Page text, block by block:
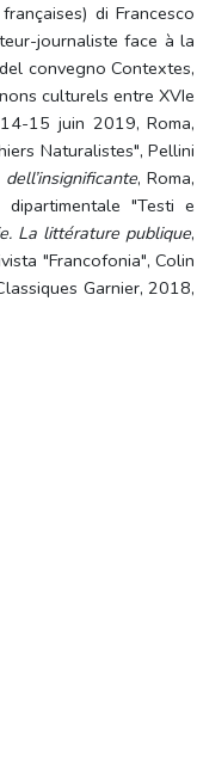
di Francesco
journaliste face à la
convegno Contextes,
culturels entre XVIe
15 juin 2019, Roma,
Naturalistes", Pellini
, Roma,
"Testi e
La littérature publique,
"Francofonia", Colin
Garnier, 2018,